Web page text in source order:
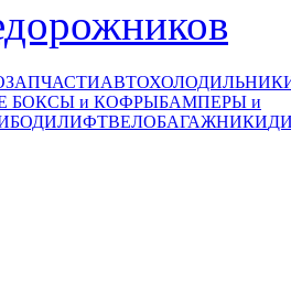
БОКСЫ и КОФРЫБАМПЕРЫ и
БОДИЛИФТВЕЛОБАГАЖНИКИ